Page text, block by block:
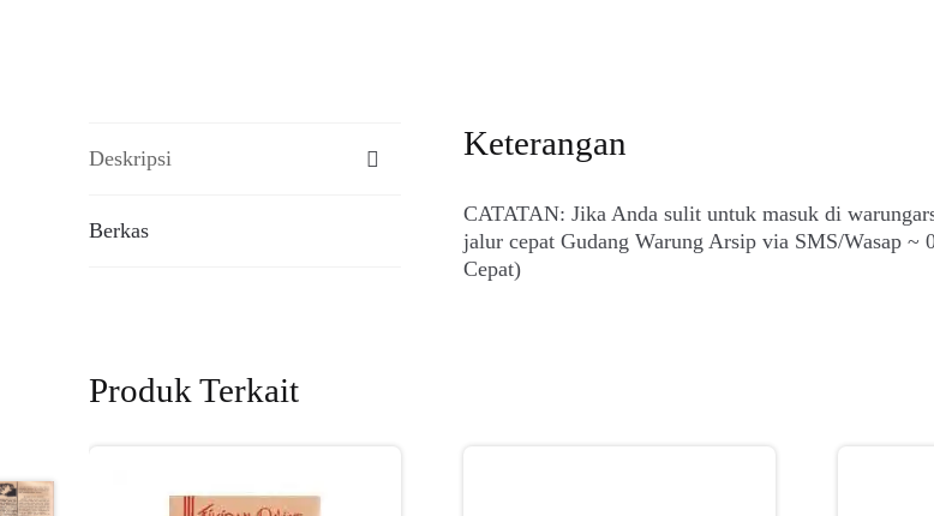
Deskripsi
Berkas
Keterangan
CATATAN: Jika Anda sulit untuk masuk di
jalur cepat Gudang Warung Arsip via SMS/Wasap ~
Cepat)
Produk Terkait